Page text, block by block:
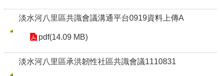
淡水河八里區共識會議溝通平台0919資料上傳A
pdf(14.09 MB)
淡水河八里區承洪韌性社區共識會議1110831